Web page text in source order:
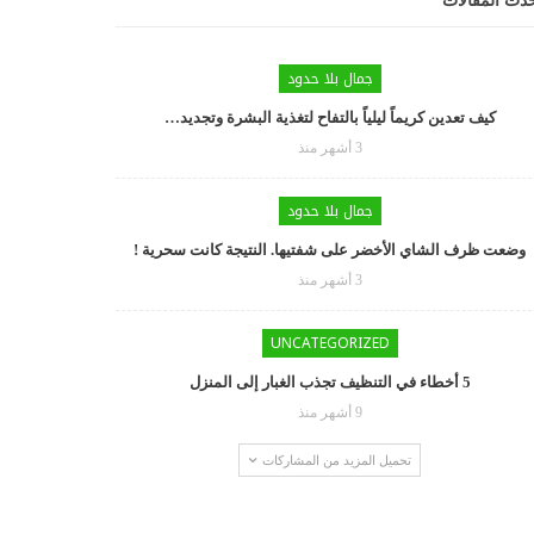
جمال بلا حدود
كيف تعدين كريماً ليلياً بالتفاح لتغذية البشرة وتجديد…
3 أشهر منذ
جمال بلا حدود
وضعت ظرف الشاي الأخضر على شفتيها. النتيجة كانت سحرية !
3 أشهر منذ
UNCATEGORIZED
5 أخطاء في التنظيف تجذب الغبار إلى المنزل
9 أشهر منذ
تحميل المزيد من المشاركات